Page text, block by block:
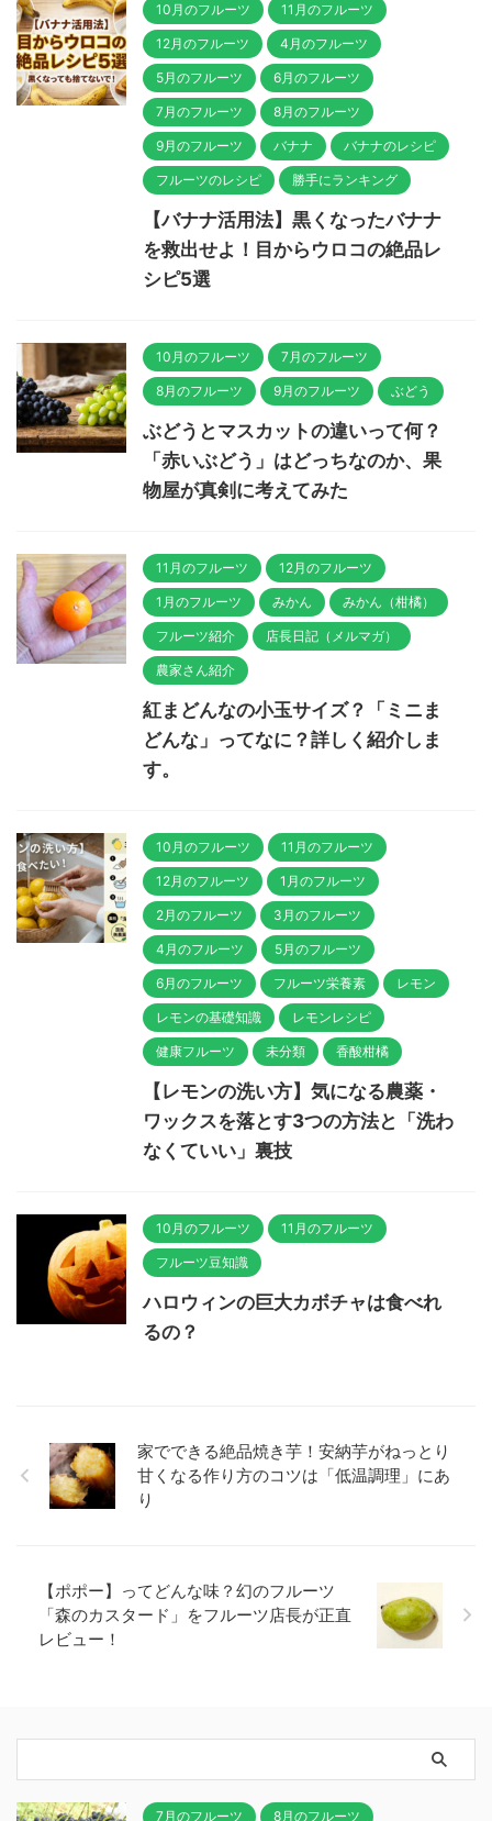
10月のフルーツ 11月のフルーツ
12月のフルーツ 4月のフルーツ
5月のフルーツ 6月のフルーツ
7月のフルーツ 8月のフルーツ
9月のフルーツ バナナ バナナのレシピ
フルーツのレシピ 勝手にランキング
【バナナ活用法】黒くなったバナナ
を救出せよ！目からウロコの絶品レ
シピ5選
10月のフルーツ 7月のフルーツ
8月のフルーツ 9月のフルーツ ぶどう
ぶどうとマスカットの違いって何？
「赤いぶどう」はどっちなのか、果
物屋が真剣に考えてみた
11月のフルーツ 12月のフルーツ
1月のフルーツ みかん みかん（柑橘）
フルーツ紹介 店長日記（メルマガ）
農家さん紹介
紅まどんなの小玉サイズ？「ミニま
どんな」ってなに？詳しく紹介しま
す。
10月のフルーツ 11月のフルーツ
12月のフルーツ 1月のフルーツ
2月のフルーツ 3月のフルーツ
4月のフルーツ 5月のフルーツ
6月のフルーツ フルーツ栄養素 レモン
レモンの基礎知識 レモンレシピ
健康フルーツ 未分類 香酸柑橘
【レモンの洗い方】気になる農薬・
ワックスを落とす3つの方法と「洗わ
なくていい」裏技
10月のフルーツ 11月のフルーツ
フルーツ豆知識
ハロウィンの巨大カボチャは食べれ
るの？
家でできる絶品焼き芋！安納芋がねっとり
甘くなる作り方のコツは「低温調理」にあ
り
【ポポー】ってどんな味？幻のフルーツ
「森のカスタード」をフルーツ店長が正直
レビュー！
7月のフルーツ 8月のフルーツ